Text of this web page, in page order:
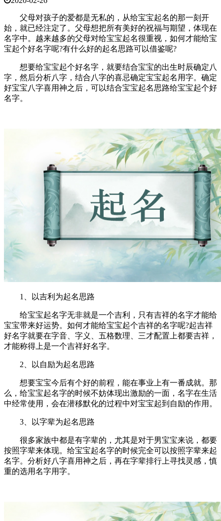
父母对孩子的爱都是无私的，从给宝宝起名的那一刻开
始，就已经注定了。父母想把所有美好的祝福与期望，体现在
名字中。越来越多的父母对给宝宝起名很重视，如何才能给宝
宝起个好名字呢?有什么好的起名思路可以借鉴呢?
想要给宝宝起个好名字，就要结合宝宝的出生时辰确定八
字，然后分析八字，结合八字的喜忌确定宝宝起名用字。确定
好宝宝八字喜用神之后，可以结合宝宝起名思路给宝宝起个好
名字。
1、以吉利为起名思路
给宝宝起名字无非就是一个吉利，只有吉祥的名字才能给
宝宝带来好运势。如何才能给宝宝起个吉祥的名字呢?起吉祥
好名字就要在字音、字义、五格数理、三才配置上都要吉祥，
才能称得上是一个吉祥好名字。
2、以自励为起名思路
想要宝宝今后有个好的前程，能在事业上有一番成就。那
么，给宝宝起名字的时候不妨体现出激励的一面，名字在生活
中经常使用，会在潜移默化的过程中对宝宝起到自励的作用。
3、以字辈为起名思路
很多家族中都是有字辈的，尤其是对于男宝宝来说，都要
按照字辈来体现。给宝宝起名字的时候完全可以按照字辈来起
名字。分析好八字喜用神之后，再在字辈排行上寻找灵感，慎
重的选用名字用字。